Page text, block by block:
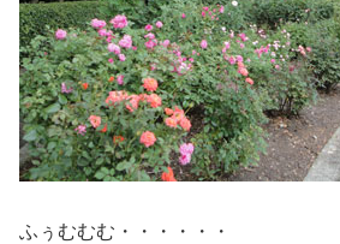
ふぅむむむ・・・・・・